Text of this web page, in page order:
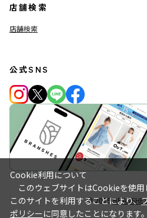
店舗検索
店舗検索
公式SNS
© 2019
Cookie利用について
このウェブサイトはCookieを使用
このサイトを利用することにより、
ポリシーに同意したことになります。